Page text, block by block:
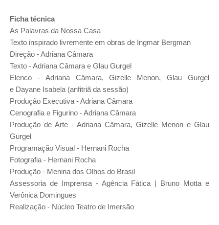
Ficha técnica
As Palavras da Nossa Casa
Texto inspirado livremente em obras de Ingmar Bergman
Direção - Adriana Câmara
Texto - Adriana Câmara e Glau Gurgel
Elenco - Adriana Câmara, Gizelle Menon, Glau Gurgel
e Dayane Isabela (anfitriã da sessão)
Produção Executiva - Adriana Câmara
Cenografia e Figurino - Adriana Câmara
Produção de Arte - Adriana Câmara, Gizelle Menon e Glau
Gurgel
Programação Visual - Hernani Rocha
Fotografia - Hernani Rocha
Produção - Menina dos Olhos do Brasil
Assessoria de Imprensa - Agência Fática | Bruno Motta e
Verônica Domingues
Realização - Núcleo Teatro de Imersão